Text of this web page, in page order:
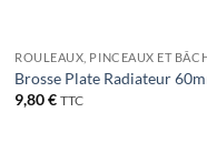
ROULEAUX, PINCEAUX ET
Brosse Plate Radiateur
9,80€ TTC